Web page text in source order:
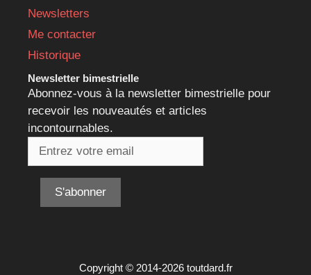
Newsletters
Me contacter
Historique
Newsletter bimestrielle
Abonnez-vous à la newsletter bimestrielle pour
recevoir les nouveautés et articles
incontournables.
Copyright © 2014-2026 toutdard.fr